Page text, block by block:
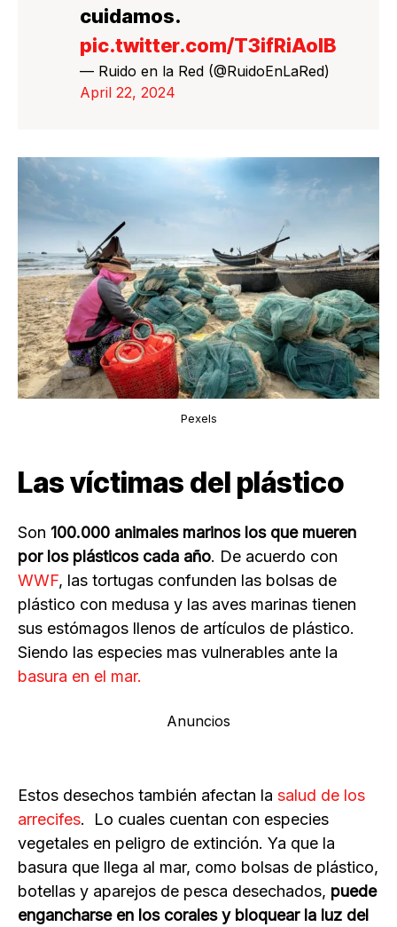
cuidamos.
pic.twitter.com/T3ifRiAoIB
— Ruido en la Red (@RuidoEnLaRed)
April 22, 2024
Pexels
Las víctimas del plástico
Son 100.000 animales marinos los que mueren
por los plásticos cada año. De acuerdo con
WWF, las tortugas confunden las bolsas de
plástico con medusa y las aves marinas tienen
sus estómagos llenos de artículos de plástico.
Siendo las especies mas vulnerables ante la
basura en el mar.
Anuncios
Estos desechos también afectan la salud de los
arrecifes. Lo cuales cuentan con especies
vegetales en peligro de extinción. Ya que la
basura que llega al mar, como bolsas de plástico,
botellas y aparejos de pesca desechados, puede
engancharse en los corales y bloquear la luz del